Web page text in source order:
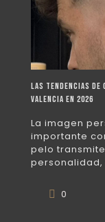
Las tendencias de
Valencia en 2026
La imagen
importante
pelo
0